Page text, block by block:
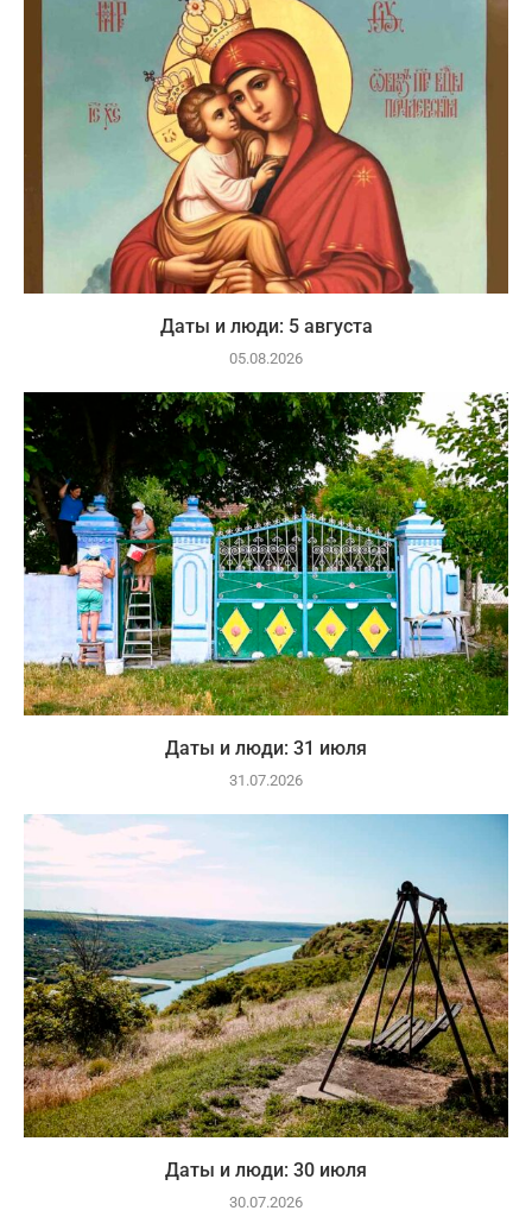
Даты и люди: 5 августа
05.08.2026
Даты и люди: 31 июля
31.07.2026
Даты и люди: 30 июля
30.07.2026